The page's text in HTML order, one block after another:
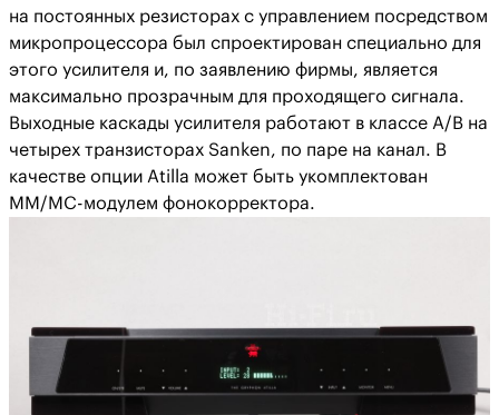
на постоянных резисторах с управлением посредством
микропроцессора был спроектирован специально для
этого усилителя и, по заявлению фирмы, является
максимально прозрачным для проходящего сигнала.
Выходные каскады усилителя работают в классе А/В на
четырех транзисторах Sanken, по паре на канал. В
качестве опции Atilla может быть укомплектован
MM/MC-модулем фонокорректора.